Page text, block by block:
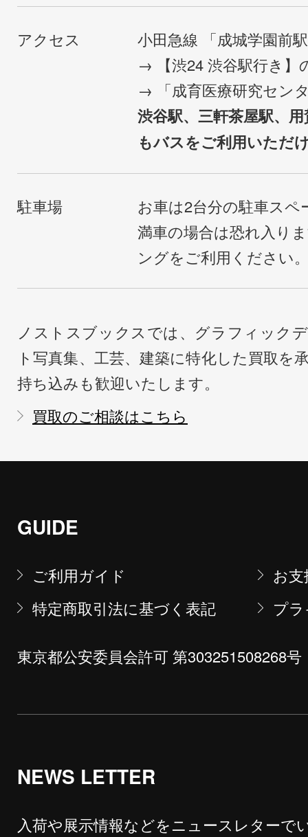
アクセス
小田急線 「成城学園前
→ 【渋24 渋谷駅行き】
→ 「成育医療研究セン
渋谷駅、三軒茶屋駅、
もバスをご利用いただ
駐車場
お車は2台分の駐車ス
満車の場合は恐れ入り
ングをご利用ください
ノストスブックスでは、グラフィック
ト写真集、工芸、建築に特化した買取を
持ち込みも歓迎いたします。
買取のご相談はこちら
GUIDE
ご利用ガイド
お
特定商取引法に基づく表記
プ
東京都公安委員会許可 第303251508268号
NEWS LETTER
入荷や展示情報などをニュースレターで